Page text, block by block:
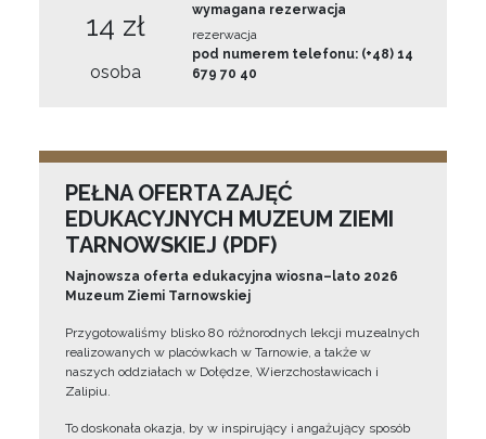
14 zł
osoba
wymagana rezerwacja
rezerwacja
pod numerem telefonu: (+48) 14
679 70 40
PEŁNA OFERTA ZAJĘĆ
EDUKACYJNYCH MUZEUM ZIEMI
TARNOWSKIEJ (PDF)
Najnowsza oferta edukacyjna wiosna–lato 2026
Muzeum Ziemi Tarnowskiej
Przygotowaliśmy blisko 80 różnorodnych lekcji muzealnych
realizowanych w placówkach w Tarnowie, a także w
naszych oddziałach w Dołędze, Wierzchosławicach i
Zalipiu.
To doskonała okazja, by w inspirujący i angażujący sposób